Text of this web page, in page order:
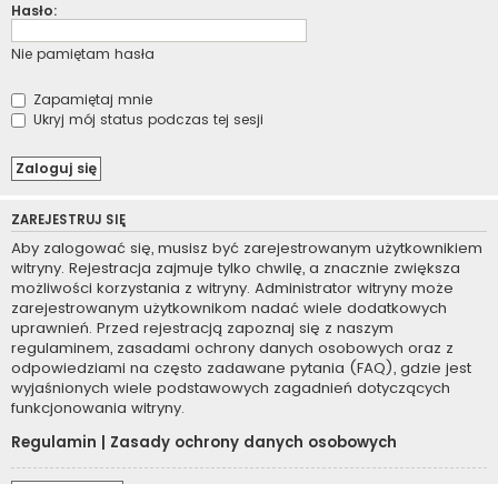
Hasło:
Nie pamiętam hasła
Zapamiętaj mnie
Ukryj mój status podczas tej sesji
ZAREJESTRUJ SIĘ
Aby zalogować się, musisz być zarejestrowanym użytkownikiem
witryny. Rejestracja zajmuje tylko chwilę, a znacznie zwiększa
możliwości korzystania z witryny. Administrator witryny może
zarejestrowanym użytkownikom nadać wiele dodatkowych
uprawnień. Przed rejestracją zapoznaj się z naszym
regulaminem, zasadami ochrony danych osobowych oraz z
odpowiedziami na często zadawane pytania (FAQ), gdzie jest
wyjaśnionych wiele podstawowych zagadnień dotyczących
funkcjonowania witryny.
Regulamin | Zasady ochrony danych osobowych